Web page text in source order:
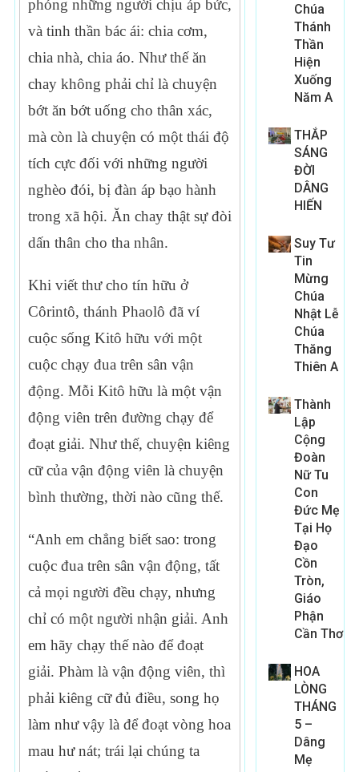
phóng những người chịu áp bức,
và tinh thần bác ái: chia cơm,
chia nhà, chia áo. Như thế ăn
chay không phải chỉ là chuyện
bớt ăn bớt uống cho thân xác,
mà còn là chuyện có một thái độ
tích cực đối với những người
nghèo đói, bị đàn áp bạo hành
trong xã hội. Ăn chay thật sự đòi
dấn thân cho tha nhân.
Khi viết thư cho tín hữu ở
Côrintô, thánh Phaolô đã ví
cuộc sống Kitô hữu với một
cuộc chạy đua trên sân vận
động. Mỗi Kitô hữu là một vận
động viên trên đường chạy để
đoạt giải. Như thế, chuyện kiêng
cữ của vận động viên là chuyện
bình thường, thời nào cũng thế.
“Anh em chẳng biết sao: trong
cuộc đua trên sân vận động, tất
cả mọi người đều chạy, nhưng
chỉ có một người nhận giải. Anh
em hãy chạy thế nào để đoạt
giải. Phàm là vận động viên, thì
phải kiêng cữ đủ điều, song họ
làm như vậy là để đoạt vòng hoa
mau hư nát; trái lại chúng ta
Chúa
Thánh
Thần
Hiện
Xuống
Năm A
THẮP
SÁNG
ĐỜI
DÂNG
HIẾN
Suy Tư
Tin
Mừng
Chúa
Nhật Lễ
Chúa
Thăng
Thiên A
Thành
Lập
Cộng
Đoàn
Nữ Tu
Con
Đức Mẹ
Tại Họ
Đạo
Cồn
Tròn,
Giáo
Phận
Cần Thơ
HOA
LÒNG
THÁNG
5 –
Dâng
Mẹ